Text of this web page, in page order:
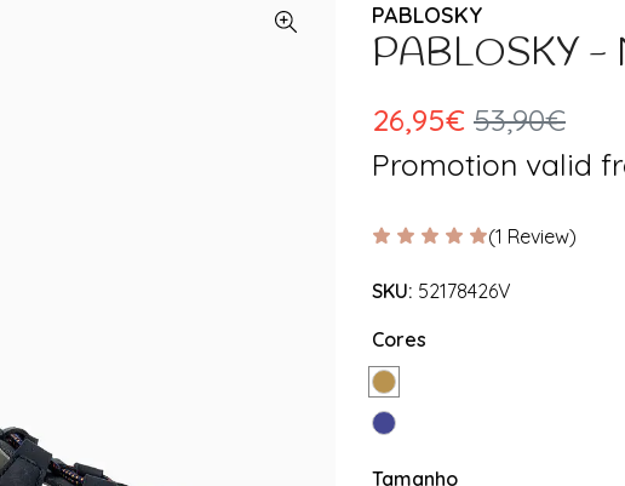
PABLOSKY
PABLOSKY -
26,95€ 53,90€
Promotion valid
(1 Review)
SKU: 52178426V
Cores
Tamanho